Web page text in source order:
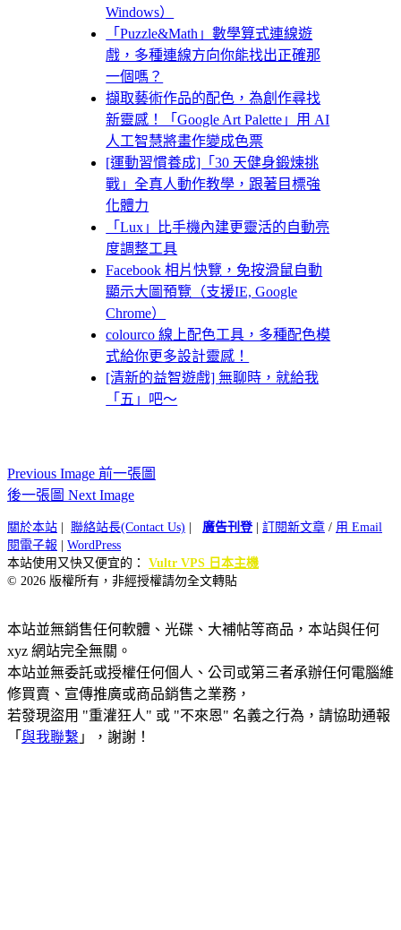
Windows）
「Puzzle&Math」數學算式連線遊
戲，多種連線方向你能找出正確那
一個嗎？
擷取藝術作品的配色，為創作尋找
新靈感！「Google Art Palette」用 AI
人工智慧將畫作變成色票
[運動習慣養成]「30 天健身鍛煉挑
戰」全真人動作教學，跟著目標強
化體力
「Lux」比手機內建更靈活的自動亮
度調整工具
Facebook 相片快覽，免按滑鼠自動
顯示大圖預覽（支援IE, Google
Chrome）
colourco 線上配色工具，多種配色模
式給你更多設計靈感！
[清新的益智遊戲] 無聊時，就給我
「五」吧～
Previous Image 前一張圖
後一張圖 Next Image
關於本站 聯絡站長(Contact Us) 廣告刊登| 訂閱新文章 / 用 Email
閱電子報
WordPress
本站使用又快又便宜的： Vultr VPS 日本主機
© 2026 版權所有，非經授權請勿全文轉貼
本站並無銷售任何軟體、光碟、大補帖等商品，本站與任何
xyz 網站完全無關。
本站並無委託或授權任何個人、公司或第三者承辦任何電腦維
修買賣、宣傳推廣或商品銷售之業務，
若發現盜用 "重灌狂人" 或 "不來恩" 名義之行為，請協助通報
「 與我聯繫 」，謝謝！